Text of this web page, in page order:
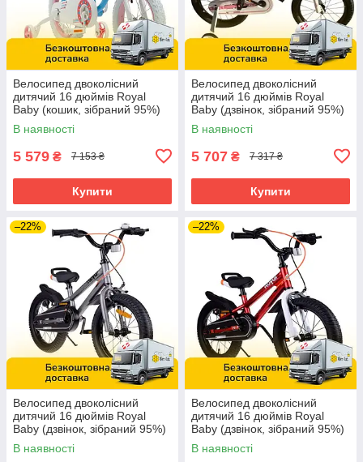
Велосипед двоколісний
дитячий 16 дюймів Royal
Baby (кошик, зібраний 95%)
Stargirl RB16G-1 З Синій
В наявності
5 579 ₴ 7 153 ₴
Купити
Велосипед двоколісний
дитячий 16 дюймів Royal
Baby (дзвінок, зібраний 95%)
7TH FREESTYLE RB16B-6P
Рожевий
В наявності
5 707 ₴ 7 317 ₴
Купити
–22%
Велосипед двоколісний
дитячий 16 дюймів Royal
Baby (дзвінок, зібраний 95%)
7TH FREESTYLE RB16B-6P
Сірий
В наявності
–22%
Велосипед двоколісний
дитячий 16 дюймів Royal
Baby (дзвінок, зібраний 95%)
7TH FREESTYLE RB16B-6P
Червоний
В наявності